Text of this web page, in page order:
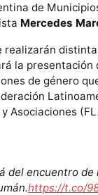
de
Mercedes
realizarán
la presentación
de género
Asociaciones
del encuentro de
https://t.co/